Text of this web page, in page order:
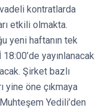
kontratlarda
etkili olmakta.
yeni haftanın tek
yayınlanacak
Şirket bazlı
yine öne çıkmaya
Yedili’den